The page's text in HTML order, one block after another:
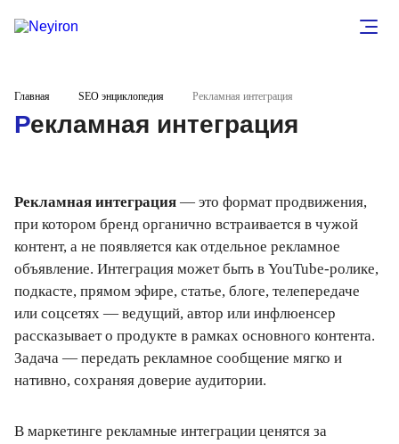
Главная SEO энциклопедия Рекламная интеграция
Рекламная интеграция
Рекламная интеграция — это формат продвижения,
при котором бренд органично встраивается в чужой
контент, а не появляется как отдельное рекламное
объявление. Интеграция может быть в YouTube-ролике,
подкасте, прямом эфире, статье, блоге, телепередаче
или соцсетях — ведущий, автор или инфлюенсер
рассказывает о продукте в рамках основного контента.
Задача — передать рекламное сообщение мягко и
нативно, сохраняя доверие аудитории.
В маркетинге рекламные интеграции ценятся за